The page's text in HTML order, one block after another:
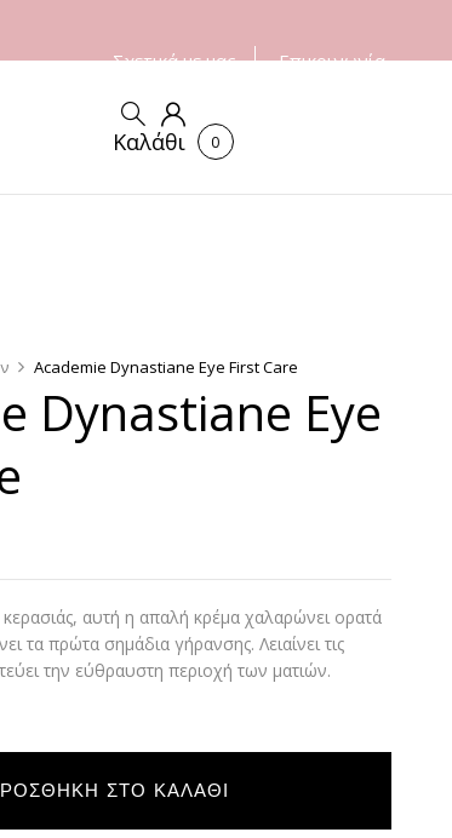
Σχετικά με μας Επικοινωνία
Καλάθι 0
Academie Dynastiane Eye First Care
Dynastiane Eye
αυτή η απαλή κρέμα χαλαρώνει ορατά
τα πρώτα σημάδια γήρανσης. Λειαίνει τις
την εύθραυστη περιοχή των ματιών.
ΣΤΟ ΚΑΛΆΘΙ